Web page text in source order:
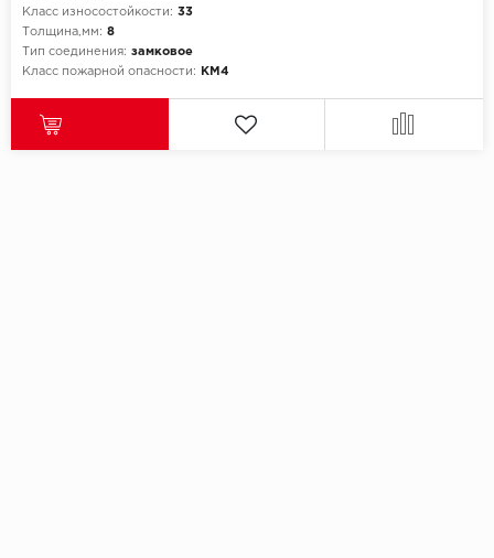
Класс износостойкости: 33
Толщина,мм: 8
Тип соединения: замковое
Класс пожарной опасности:
КМ4